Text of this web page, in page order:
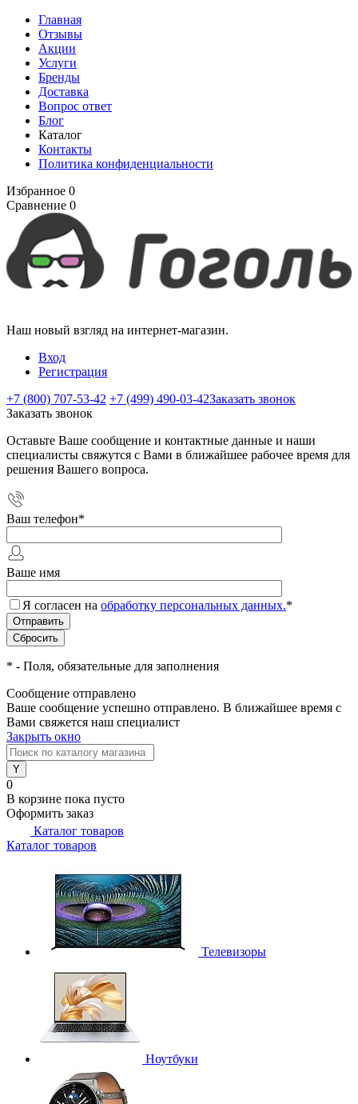
Главная
Отзывы
Акции
Услуги
Бренды
Доставка
Вопрос ответ
Блог
Каталог
Контакты
Политика конфиденциальности
Избранное 0
Сравнение 0
Наш новый взгляд на интернет-магазин.
Вход
Регистрация
+7 (800) 707-53-42 +7 (499) 490-03-42Заказать звонок
Заказать звонок
Оставьте Ваше сообщение и контактные данные и наши
специалисты свяжутся с Вами в ближайшее рабочее время для
решения Вашего вопроса.
Ваш телефон*
Ваше имя
Я согласен на обработку персональных данных.*
* - Поля, обязательные для заполнения
Сообщение отправлено
Ваше сообщение успешно отправлено. В ближайшее время с
Вами свяжется наш специалист
Закрыть окно
0
В корзине пока пусто
Оформить заказ
Каталог товаров
Каталог товаров
Телевизоры
Ноутбуки